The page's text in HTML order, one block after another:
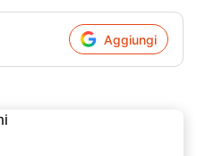
Aggiungi